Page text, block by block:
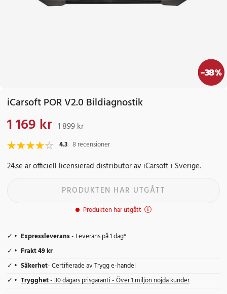
-38%
iCarsoft POR V2.0 Bildiagnostik
Nuvarande pris
1 169 kr 1 899 kr
4.3 8 recensioner
24.se är officiell licensierad distributör av iCarsoft i Sverige.
PRODUKTEN HAR UTGÅTT
Produkten har utgått
Expressleverans- Leverans på 1 dag*
Frakt 49 kr
Säkerhet- Certifierade av Trygg e-handel
Trygghet- 30 dagars prisgaranti - Över 1 miljon nöjda kunder